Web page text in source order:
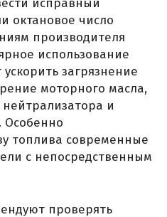
исправный
октановое число
производителя
использование
загрязнение
моторного масла,
нейтрализатора и
Особенно
топлива современные
с непосредственным
проверять